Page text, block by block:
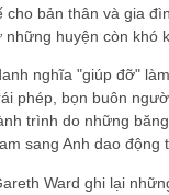
cho bản thân và gia
những huyện còn khó
nghĩa "giúp đỡ"
phép, bọn buôn
trình do những
sang Anh dao động
Ward ghi lại